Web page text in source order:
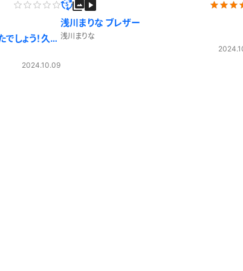
しょう！久し
2024.10.09
浅川まりな ブレザー
浅川まりな